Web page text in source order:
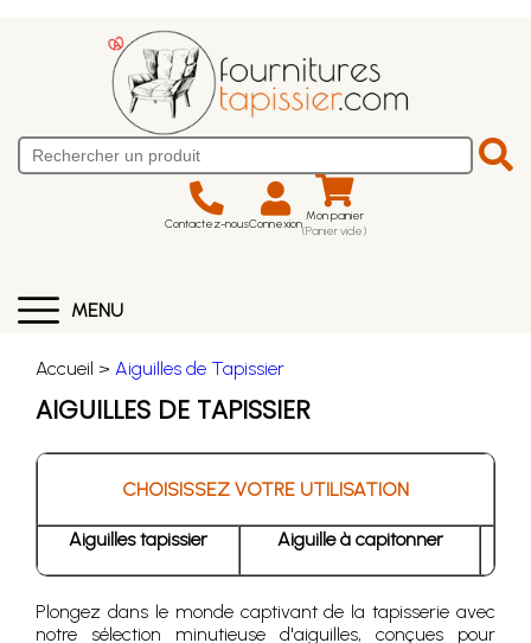
Contactez-nousConnexion Mon panier
(Panier vide)
MENU
Accueil > Aiguilles de Tapissier
AIGUILLES DE TAPISSIER
CHOISISSEZ VOTRE UTILISATION
Aiguilles tapissier Aiguille à capitonner
Plongez dans le monde captivant de la tapisserie avec
notre sélection minutieuse d'aiguilles, conçues pour